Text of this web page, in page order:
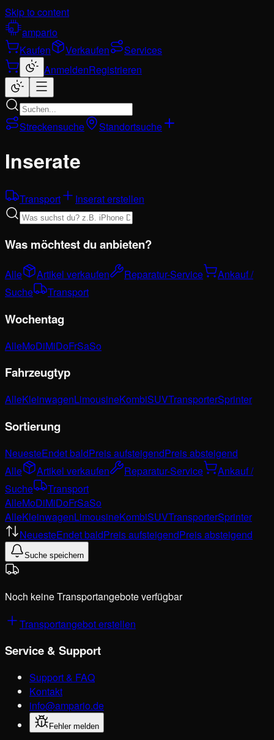
Skip to content
ampario
Kaufen
Verkaufen
Services
AnmeldenRegistrieren
Streckensuche Standortsuche
Inserate
Transport Inserat erstellen
Was möchtest du anbieten?
Alle Artikel verkaufen Reparatur-Service
Ankauf /
Suche
Transport
Wochentag
AlleMoDiMiDoFrSaSo
Fahrzeugtyp
AlleKleinwagenLimousineKombiSUVTransporterSprinter
Sortierung
NeuesteEndet baldPreis aufsteigendPreis absteigend
Alle
Artikel verkaufen Reparatur-Service
Ankauf /
Suche
Transport
AlleMoDiMiDoFrSaSo
AlleKleinwagenLimousineKombiSUVTransporterSprinter
NeuesteEndet baldPreis aufsteigendPreis absteigend
Suche speichern
Noch keine Transportangebote verfügbar
Transportangebot erstellen
Service & Support
Support & FAQ
Kontakt
info@ampario.de
Fehler melden